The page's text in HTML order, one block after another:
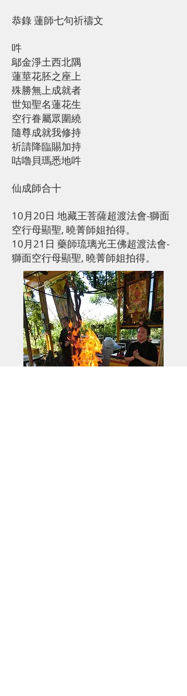
恭錄 蓮師七句祈禱文
吽
鄔金淨土西北隅
蓮莖花胚之座上
殊勝無上成就者
世知聖名蓮花生
空行眷屬眾圍繞
隨尊成就我修持
祈請降臨賜加持
咕嚕貝瑪悉地吽
仙成師合十
10月20日 地藏王菩薩超渡法會-獅面
空行母顯聖, 曉菁師姐拍得。
10月21日 藥師琉璃光王佛超渡法會-
獅面空行母顯聖, 曉菁師姐拍得。